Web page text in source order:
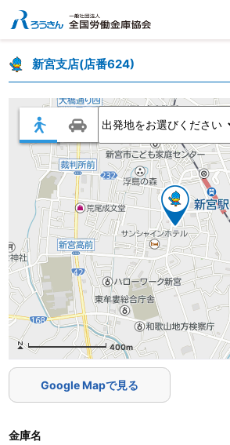
新宮支店(店番624)
400m
Google Mapで見る
金庫名